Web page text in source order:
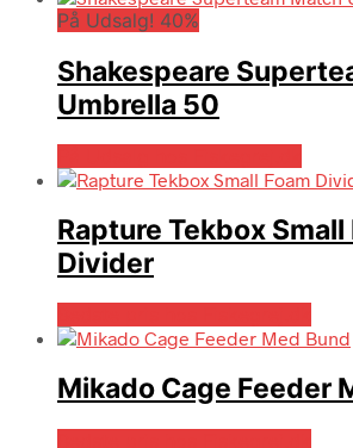
På Udsalg! 40%
Shakespeare
Umbrella 50
Rapture Tekbox Small
Divider
Mikado Cage Feeder